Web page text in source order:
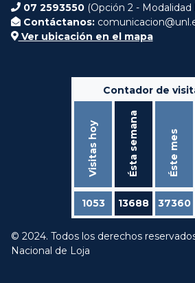
07 2593550 (Opción 2 - Modalidad
Contáctanos:
Ver ubicación en el mapa
Contador de
Visitas hoy Ésta semana Éste mes
1053 13688 37360
© 2024. Todos los derechos
Nacional de Loja